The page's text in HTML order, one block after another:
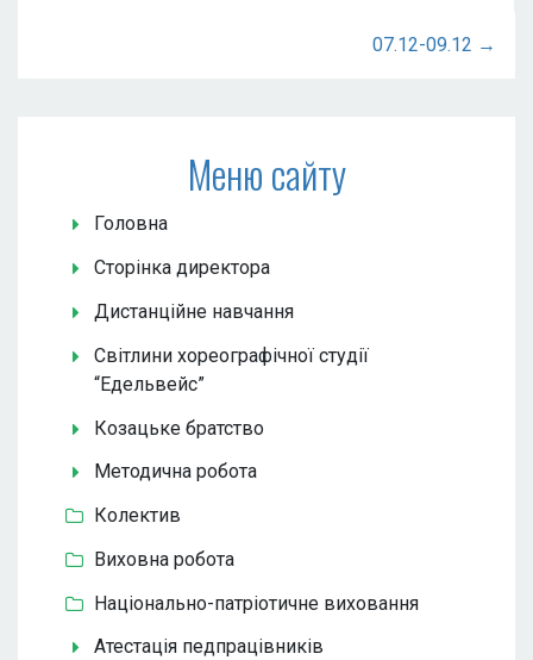
07.12-09.12 →
Меню сайту
Головна
Сторінка директора
Дистанційне навчання
Світлини хореографічної студії
“Едельвейс”
Козацьке братство
Методична робота
Колектив
Виховна робота
Національно-патріотичне виховання
Атестація педпрацівників